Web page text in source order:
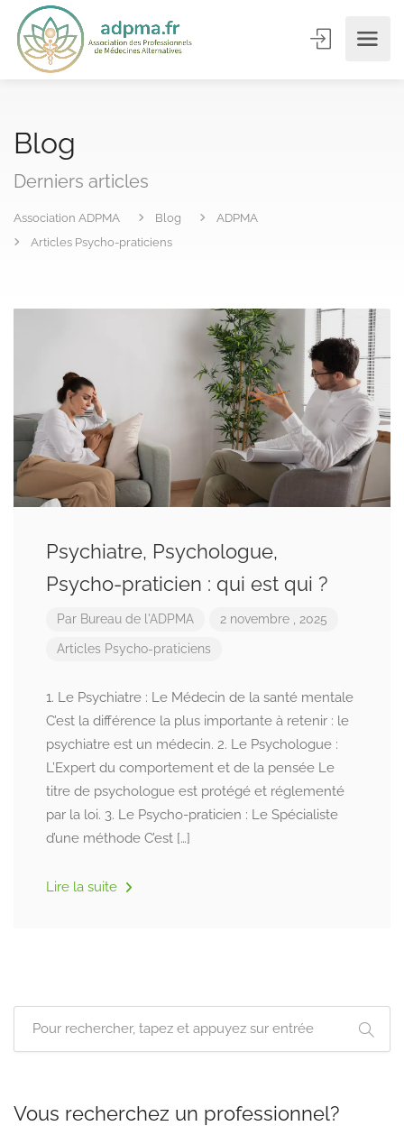
Blog
Derniers articles
Association ADPMA Blog
ADPMA
Articles Psycho-praticiens
Psychiatre, Psychologue,
Psycho-praticien : qui est qui ?
Par Bureau de l'ADPMA 2 novembre , 2025
Articles Psycho-praticiens
1. Le Psychiatre : Le Médecin de la santé mentale
C’est la différence la plus importante à retenir : le
psychiatre est un médecin. 2. Le Psychologue :
L’Expert du comportement et de la pensée Le
titre de psychologue est protégé et réglementé
par la loi. 3. Le Psycho-praticien : Le Spécialiste
d’une méthode C’est […]
Lire la suite
Vous recherchez un professionnel?